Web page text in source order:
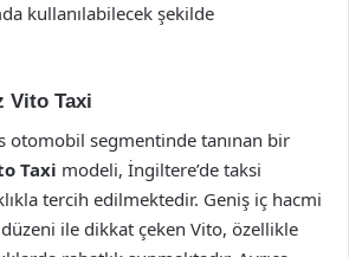
kullanılabilecek şekilde
Vito Taxi
otomobil segmentinde tanınan bir
Taxi modeli, İngiltere’de taksi
tercih edilmektedir. Geniş iç hacmi
ile dikkat çeken Vito, özellikle